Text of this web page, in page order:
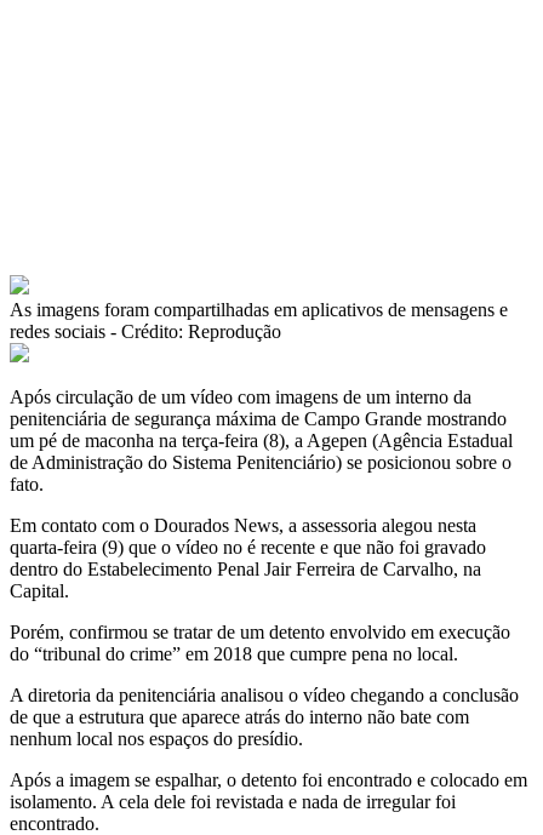
As imagens foram compartilhadas em aplicativos de mensagens e
redes sociais - Crédito: Reprodução
Após circulação de um vídeo com imagens de um interno da
penitenciária de segurança máxima de Campo Grande mostrando
um pé de maconha na terça-feira (8), a Agepen (Agência Estadual
de Administração do Sistema Penitenciário) se posicionou sobre o
fato.
Em contato com o Dourados News, a assessoria alegou nesta
quarta-feira (9) que o vídeo no é recente e que não foi gravado
dentro do Estabelecimento Penal Jair Ferreira de Carvalho, na
Capital.
Porém, confirmou se tratar de um detento envolvido em execução
do “tribunal do crime” em 2018 que cumpre pena no local.
A diretoria da penitenciária analisou o vídeo chegando a conclusão
de que a estrutura que aparece atrás do interno não bate com
nenhum local nos espaços do presídio.
Após a imagem se espalhar, o detento foi encontrado e colocado em
isolamento. A cela dele foi revistada e nada de irregular foi
encontrado.